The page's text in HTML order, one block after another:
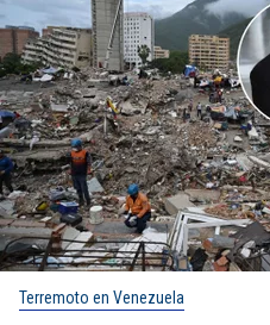
Terremoto en Venezuela